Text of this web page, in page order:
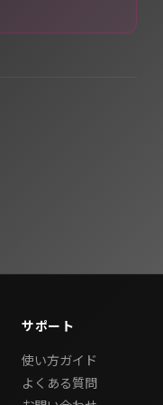
サポート
使い方ガイド
よくある質問